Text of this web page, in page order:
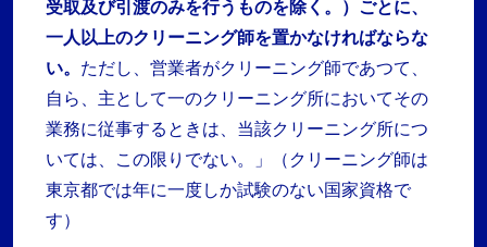
受取及び引渡のみを行うものを除く。）ごとに、
一人以上のクリーニング師を置かなければならな
い。 ただし、営業者がクリーニング師であつて、
自ら、主として一のクリーニング所においてその
業務に従事するときは、当該クリーニング所につ
いては、この限りでない。」（クリーニング師は
東京都では年に一度しか試験のない国家資格で
す）